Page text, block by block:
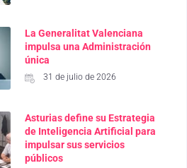
La Generalitat Valenciana
impulsa una Administración
única
31 de julio de 2026
Asturias define su Estrategia
de Inteligencia Artificial para
impulsar sus servicios
públicos